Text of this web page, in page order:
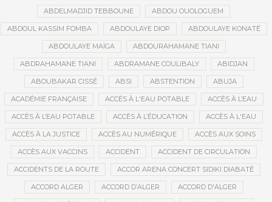
ABDELMADJID TEBBOUNE ABDOU OUOLOGUEM
ABDOUL KASSIM FOMBA ABDOULAYE DIOP ABDOULAYE KONATÉ
ABDOULAYE MAÏGA ABDOURAHAMANE TIANI
ABDRAHAMANE TIANI ABDRAMANE COULIBALY ABIDJAN
ABOUBAKAR CISSÉ ABSI ABSTENTION ABUJA
ACADÉMIE FRANÇAISE ACCÈS À L'EAU POTABLE ACCÈS À L’EAU
ACCÈS À L’EAU POTABLE ACCÈS À L’ÉDUCATION ACCÈS À L'EAU
ACCÈS À LA JUSTICE ACCÈS AU NUMÉRIQUE ACCÈS AUX SOINS
ACCÈS AUX VACCINS ACCIDENT ACCIDENT DE CIRCULATION
ACCIDENTS DE LA ROUTE ACCOR ARENA CONCERT SIDIKI DIABATÉ
ACCORD ALGER ACCORD D’ALGER ACCORD D'ALGER